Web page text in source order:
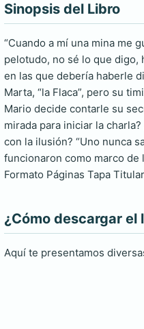
Sinopsis del Libro
“Cuando a mí una mina me
pelotudo, no sé lo que digo,
en las que debería haberle
Marta, “la Flaca”, pero su
Mario decide contarle su
mirada para iniciar la
con la ilusión? “Uno nunca
funcionaron como marco
Formato Páginas Tapa
¿Cómo descargar el
Aquí te presentamos